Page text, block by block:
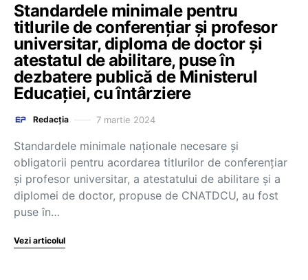
Standardele minimale pentru
titlurile de conferențiar și profesor
universitar, diploma de doctor și
atestatul de abilitare, puse în
dezbatere publică de Ministerul
Educației, cu întârziere
Redacția 7 martie 2024
Standardele minimale naționale necesare și
obligatorii pentru acordarea titlurilor de conferențiar
și profesor universitar, a atestatului de abilitare și a
diplomei de doctor, propuse de CNATDCU, au fost
puse în…
Vezi articolul